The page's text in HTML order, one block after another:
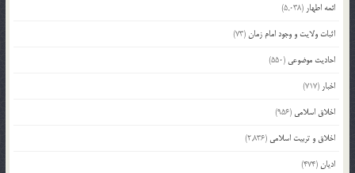
ائمه اطهار (5,038)
اثبات ولایت و وجود امام زمان(73)
احادیث موضوعی (550)
اخبار (717)
اخلاق اسلامی (956)
اخلاق و تربیت اسلامی (2,836)
ادیان(474)